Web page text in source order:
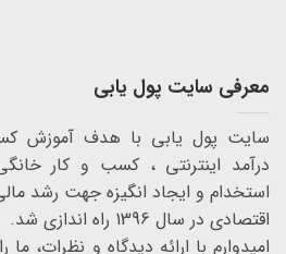
معرفی سایت پول یابی
سایت پول یابی با هدف آموزش
درآمد اینترنتی ، کسب و کار
استخدام و ایجاد انگیزه جهت رشد
اقتصادی در سال 1396 راه اندازی شد.
امیدوارم با ارائه دیدگاه و نظرات، ما